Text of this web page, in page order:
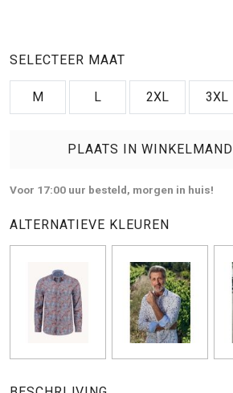
SELECTEER MAAT
M L 2XL 3XL
PLAATS IN WINKELMAND
Voor 17:00 uur besteld, morgen in huis!
ALTERNATIEVE KLEUREN